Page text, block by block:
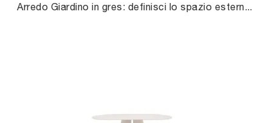
Arredo Giardino in gres: definisci lo spazio esterno con diverse soluzioni di tavolini da giardino dell'azienda Ditre Italia.